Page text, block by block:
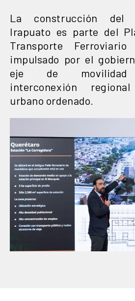
La construcción del
Irapuato es parte del
Transporte Ferroviario
impulsado por el
eje de movilidad
interconexión
urbano ordenado.